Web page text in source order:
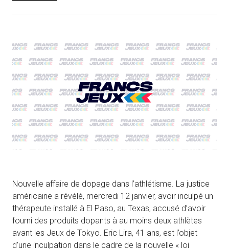
Nouvelle affaire de dopage dans l’athlétisme. La justice
américaine a révélé, mercredi 12 janvier, avoir inculpé un
thérapeute installé à El Paso, au Texas, accusé d’avoir
fourni des produits dopants à au moins deux athlètes
avant les Jeux de Tokyo. Eric Lira, 41 ans, est l’objet
d’une inculpation dans le cadre de la nouvelle « loi